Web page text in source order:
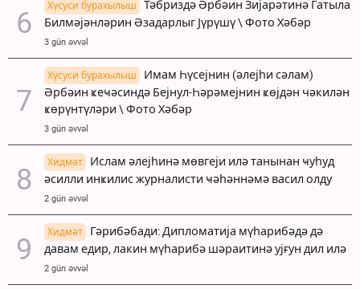
Хүсуси бурахылыш
Тәбриздә Әрбәин Зијарәтинә Гатыла
Билмәјәнләрин Әзадарлыг Јүрүшү \ Фото Хәбәр
3 gün əvvəl
Хүсуси бурахылыш
Имам Һүсејнин (әлејһи сәлам)
Әрбәин ҝеҹәсиндә Бејнул-Һәрәмејнин ҝөјдән чәкилән
ҝөрүнтүләри \ Фото Хәбәр
3 gün əvvəl
Хидмәт
Ислам әлејһинә мөвгеји илә танынан ҹуһуд
әсилли инҝилис журналисти ҹәһәннәмә васил олду
2 gün əvvəl
Хидмәт
Гәрибәбади: Дипломатија мүһарибәдә дә
давам едир, лакин мүһарибә шәраитинә ујғун дил илә
2 gün əvvəl